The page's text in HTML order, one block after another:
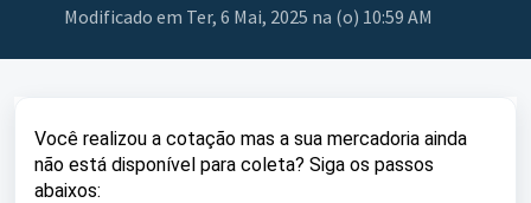
Modificado em Ter, 6 Mai, 2025 na (o) 10:59 AM
Você realizou a cotação mas a sua mercadoria ainda
não está disponível para coleta? Siga os passos
abaixos: